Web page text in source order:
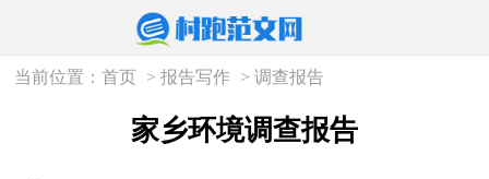
当前位置：首页 >报告写作 >调查报告
家乡环境调查报告